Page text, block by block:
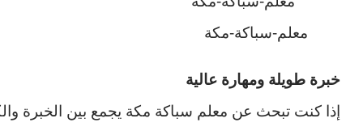
معلم-سباكة-مكة
خبرة طويلة ومهارة عالية
إذا كنت تبحث عن معلم سباكة مكة يجمع بين الخبرة